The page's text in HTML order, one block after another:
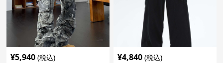
¥5,940 (税込) ¥4,840 (税込)